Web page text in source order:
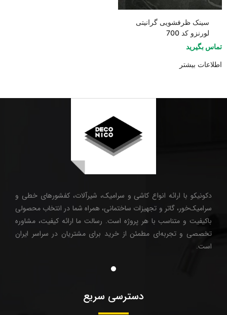
سینک ظرفشویی گرانیتی
لورنزو کد 700
تماس بگیرید
اطلاعات بیشتر
دکونیکو با ارائه انواع کاشی و سرامیک، شیرآلات، کفشورهای خطی و
سرامیک‌خور، گاتر و تجهیزات ساختمانی، همراه شما در انتخاب محصولی
باکیفیت و متناسب با هر پروژه است. رسالت ما ارائه کیفیت، مشاوره
تخصصی و تجربه‌ای مطمئن از خرید برای مشتریان در سراسر ایران
است.
دسترسی سریع